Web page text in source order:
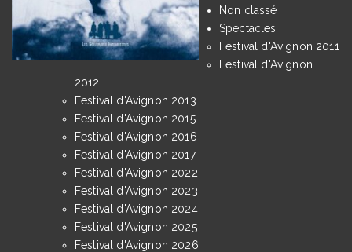
Non classé
Spectacles
Festival d'Avignon 2011
Festival d'Avignon
2012
Festival d'Avignon 2013
Festival d'Avignon 2015
Festival d'Avignon 2016
Festival d'Avignon 2017
Festival d'Avignon 2022
Festival d'Avignon 2023
Festival d'Avignon 2024
Festival d'Avignon 2025
Festival d'Avignon 2026